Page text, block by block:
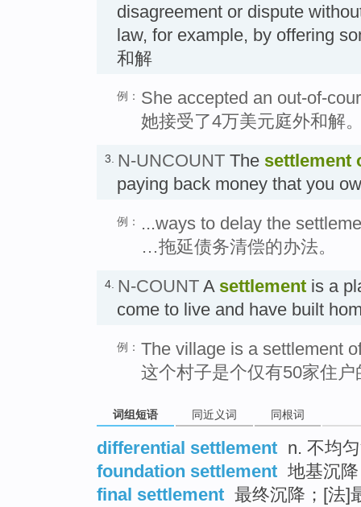
disagreement or dispute
law, for example, by offering
和解
例： She accepted an out-of-
她接受了4万美元庭外和解
3. N-UNCOUNT The settlement
paying back money that you
例：
...ways to delay the
…拖延债务清偿的办法。
4. N-COUNT A settlement is a
come to live and have built
例： The village is a settlement
这个村子是个仅有50家住户
词组短语 同近义词 同根词
differential settlement n. 不均
foundation settlement 地基沉
final settlement 最终沉降；[法]